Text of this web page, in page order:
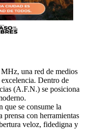
una red de medios
Dentro de
(A.F.N.) se posiciona
que se consume la
con herramientas
veloz, fidedigna y